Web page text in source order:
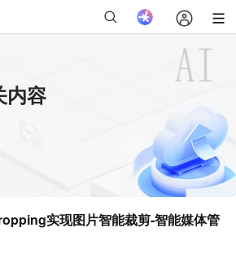
内容
实现图片智能裁剪-智能媒体管